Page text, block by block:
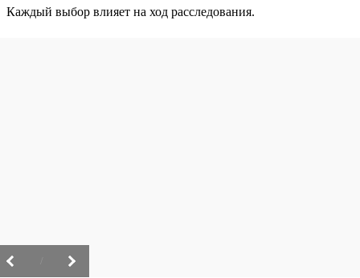
Каждый выбор влияет на ход расследования.